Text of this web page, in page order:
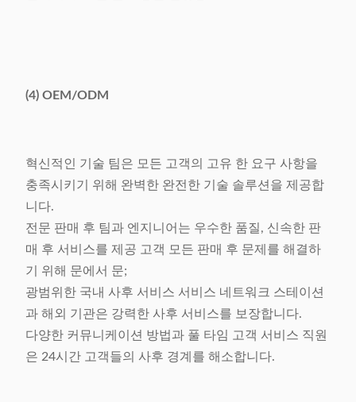
(4) OEM/ODM
혁신적인 기술 팀은 모든 고객의 고유 한 요구 사항을
충족시키기 위해 완벽한 완전한 기술 솔루션을 제공합
니다.
전문 판매 후 팀과 엔지니어는 우수한 품질, 신속한 판
매 후 서비스를 제공 고객 모든 판매 후 문제를 해결하
기 위해 문에서 문;
광범위한 국내 사후 서비스 서비스 네트워크 스테이션
과 해외 기관은 강력한 사후 서비스를 보장합니다.
다양한 커뮤니케이션 방법과 풀 타임 고객 서비스 직원
은 24시간 고객들의 사후 경계를 해소합니다.